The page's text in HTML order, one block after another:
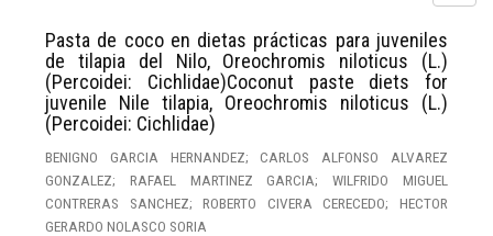
Pasta de coco en dietas prácticas para juveniles
de tilapia del Nilo, Oreochromis niloticus (L.)
(Percoidei: Cichlidae)Coconut paste diets for
juvenile Nile tilapia, Oreochromis niloticus (L.)
(Percoidei: Cichlidae)
BENIGNO GARCIA HERNANDEZ; CARLOS ALFONSO ALVAREZ
GONZALEZ; RAFAEL MARTINEZ GARCIA; WILFRIDO MIGUEL
CONTRERAS SANCHEZ; ROBERTO CIVERA CERECEDO; HECTOR
GERARDO NOLASCO SORIA